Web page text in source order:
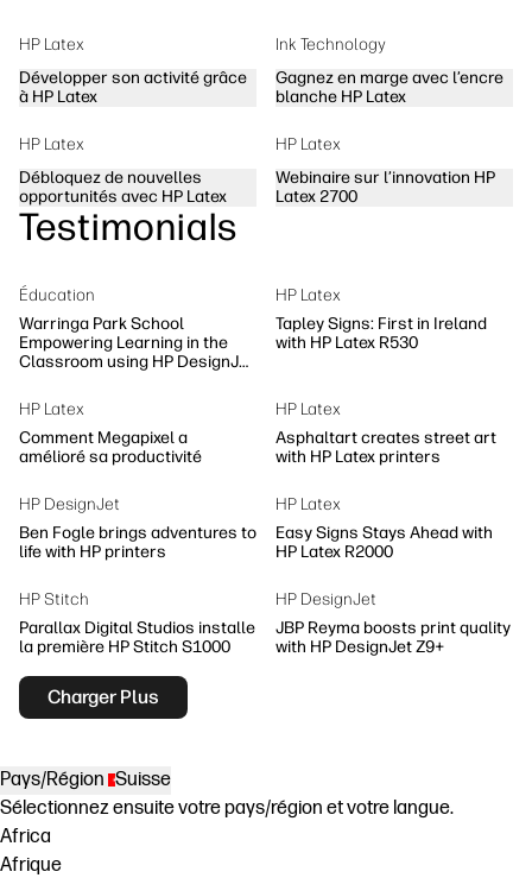
HP Latex
Développer son activité grâce
à HP Latex
Ink Technology
Gagnez en marge avec l’encre
blanche HP Latex
HP Latex
Débloquez de nouvelles
opportunités avec HP Latex
HP Latex
Webinaire sur l’innovation HP
Latex 2700
Testimonials
Éducation
Warringa Park School
Empowering Learning in the
Classroom using HP DesignJet
HP Latex
Tapley Signs: First in Ireland
with HP Latex R530
HP Latex
Comment Megapixel a
amélioré sa productivité
HP Latex
Asphaltart creates street art
with HP Latex printers
HP DesignJet
Ben Fogle brings adventures to
life with HP printers
HP Latex
Easy Signs Stays Ahead with
HP Latex R2000
HP Stitch
Parallax Digital Studios installe
la première HP Stitch S1000
HP DesignJet
JBP Reyma boosts print quality
with HP DesignJet Z9+
Charger Plus
Pays/Région Suisse
Sélectionnez ensuite votre pays/région et votre langue.
Africa
Afrique